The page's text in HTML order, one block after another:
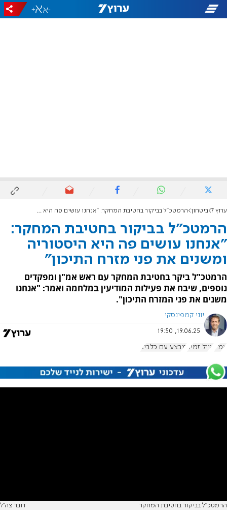
-
+
ערוץ 7 ביטחון הרמטכ"ל בביקור בחטיבת המחקר: "אנחנו עושים פה היא היסטוריה ומשנים את פני מזרח התיכון"
הרמטכ"ל בביקור בחטיבת המחקר:
"אנחנו עושים פה היא היסטוריה
ומשנים את פני מזרח התיכון"
הרמטכ"ל ביקר בחטיבת המחקר עם ראש אמ"ן ומפקדים
נוספים, שיבח את פעילות המודיעין במלחמה ואמר: "אנחנו
משנים את פני המזרח התיכון".
יוני קמפינסקי
19.06.25, 19:50
אמ"ן אייל זמיר מבצע עם כלביא
הרמטכ"ל בביקור בחטיבת המחקר דובר צה"ל